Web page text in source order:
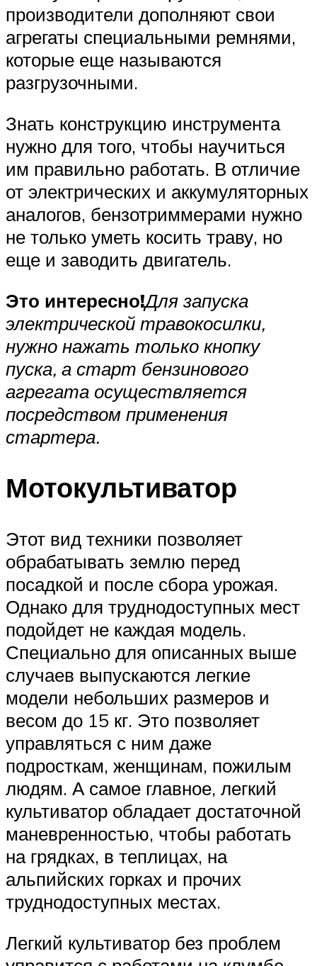
производители дополняют свои
агрегаты специальными ремнями,
которые еще называются
разгрузочными.
Знать конструкцию инструмента
нужно для того, чтобы научиться
им правильно работать. В отличие
от электрических и аккумуляторных
аналогов, бензотриммерами нужно
не только уметь косить траву, но
еще и заводить двигатель.
Это интересно!Для запуска
электрической травокосилки,
нужно нажать только кнопку
пуска, а старт бензинового
агрегата осуществляется
посредством применения
стартера.
Мотокультиватор
Этот вид техники позволяет
обрабатывать землю перед
посадкой и после сбора урожая.
Однако для труднодоступных мест
подойдет не каждая модель.
Специально для описанных выше
случаев выпускаются легкие
модели небольших размеров и
весом до 15 кг. Это позволяет
управляться с ним даже
подросткам, женщинам, пожилым
людям. А самое главное, легкий
культиватор обладает достаточной
маневренностью, чтобы работать
на грядках, в теплицах, на
альпийских горках и прочих
труднодоступных местах.
Легкий культиватор без проблем